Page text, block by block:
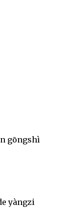
gōngshì
yàngzi